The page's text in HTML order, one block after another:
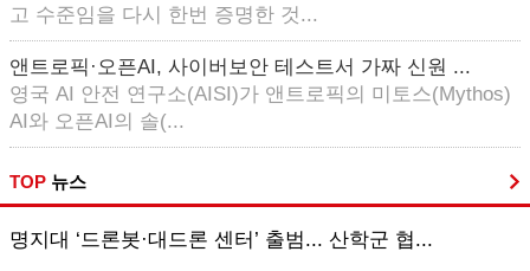
고 수준임을 다시 한번 증명한 것...
앤트로픽·오픈AI, 사이버보안 테스트서 가짜 신원 ...
영국 AI 안전 연구소(AISI)가 앤트로픽의 미토스(Mythos)
AI와 오픈AI의 솔(...
TOP 뉴스
명지대 ‘드론봇·대드론 센터’ 출범... 산학군 협...